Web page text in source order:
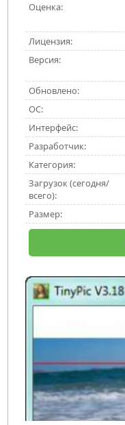
Оценка:
Лицензия:
Версия:
Обновлено:
ОС:
Интерфейс:
Разработчик:
Категория:
Загрузок (сегодня/
всего):
Размер: